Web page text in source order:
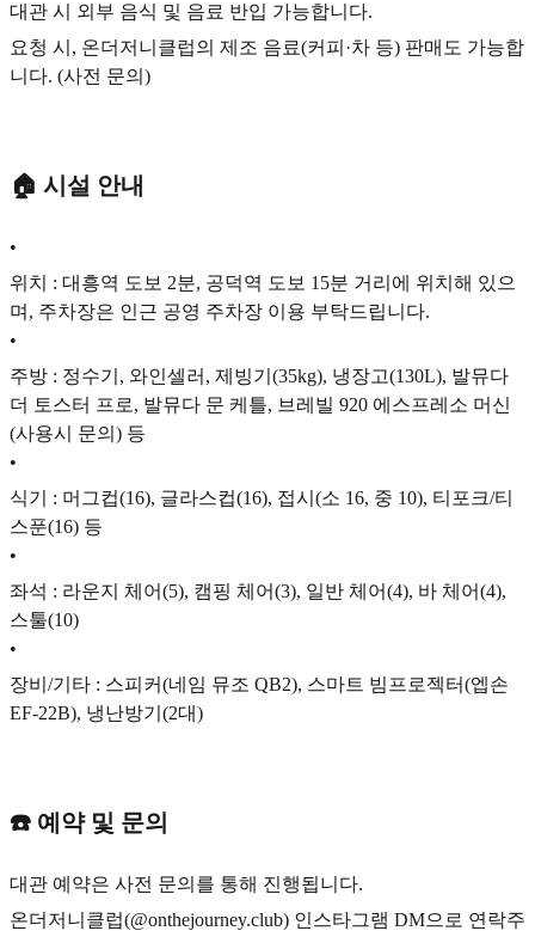
대관 시 외부 음식 및 음료 반입 가능합니다.
요청 시, 온더저니클럽의 제조 음료(커피·차 등) 판매도 가능합
니다. (사전 문의)
🏠 시설 안내
•
위치 : 대흥역 도보 2분, 공덕역 도보 15분 거리에 위치해 있으
며, 주차장은 인근 공영 주차장 이용 부탁드립니다.
•
주방 : 정수기, 와인셀러, 제빙기(35kg), 냉장고(130L), 발뮤다
더 토스터 프로, 발뮤다 문 케틀, 브레빌 920 에스프레소 머신
(사용시 문의) 등
•
식기 : 머그컵(16), 글라스컵(16), 접시(소 16, 중 10), 티포크/티
스푼(16) 등
•
좌석 : 라운지 체어(5), 캠핑 체어(3), 일반 체어(4), 바 체어(4),
스툴(10)
•
장비/기타 : 스피커(네임 뮤조 QB2), 스마트 빔프로젝터(엡손
EF-22B), 냉난방기(2대)
☎️ 예약 및 문의
대관 예약은 사전 문의를 통해 진행됩니다.
온더저니클럽(@onthejourney.club) 인스타그램 DM으로 연락주